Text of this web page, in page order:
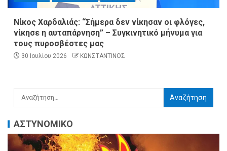
Νίκος Χαρδαλιάς: “Σήμερα δεν νίκησαν οι φλόγες,
νίκησε η αυταπάρνηση” – Συγκινητικό μήνυμα για
τους πυροσβέστες μας
30 Ιουλίου 2026 ΚΩΝΣΤΑΝΤΙΝΟΣ
ΑΣΤΥΝΟΜΙΚΟ